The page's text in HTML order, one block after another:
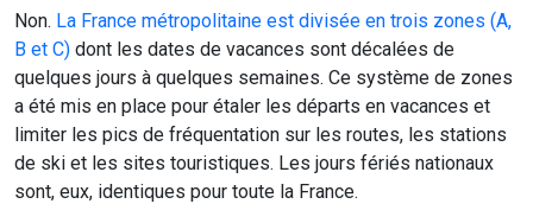
Non. La France métropolitaine est divisée en trois zones (A,
B et C) dont les dates de vacances sont décalées de
quelques jours à quelques semaines. Ce système de zones
a été mis en place pour étaler les départs en vacances et
limiter les pics de fréquentation sur les routes, les stations
de ski et les sites touristiques. Les jours fériés nationaux
sont, eux, identiques pour toute la France.